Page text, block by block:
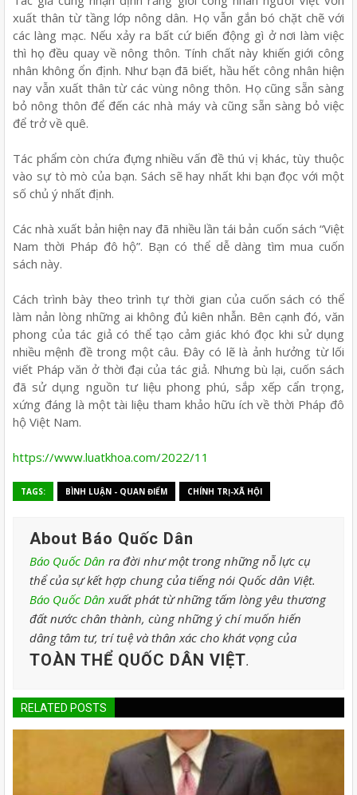
xuất thân từ tầng lớp nông dân. Họ vẫn gắn bó chặt chẽ với
các làng mạc. Nếu xảy ra bất cứ biến động gì ở nơi làm việc
thì họ đều quay về nông thôn. Tính chất này khiến giới công
nhân không ổn định. Như bạn đã biết, hầu hết công nhân hiện
nay vẫn xuất thân từ các vùng nông thôn. Họ cũng sẵn sàng
bỏ nông thôn để đến các nhà máy và cũng sẵn sàng bỏ việc
để trở về quê.
Tác phẩm còn chứa đựng nhiều vấn đề thú vị khác, tùy thuộc
vào sự tò mò của bạn. Sách sẽ hay nhất khi bạn đọc với một
số chủ ý nhất định.
Các nhà xuất bản hiện nay đã nhiều lần tái bản cuốn sách “Việt
Nam thời Pháp đô hộ”. Bạn có thể dễ dàng tìm mua cuốn
sách này.
Cách trình bày theo trình tự thời gian của cuốn sách có thể
làm nản lòng những ai không đủ kiên nhẫn. Bên cạnh đó, văn
phong của tác giả có thể tạo cảm giác khó đọc khi sử dụng
nhiều mệnh đề trong một câu. Đây có lẽ là ảnh hưởng từ lối
viết Pháp văn ở thời đại của tác giả. Nhưng bù lại, cuốn sách
đã sử dụng nguồn tư liệu phong phú, sắp xếp cẩn trọng,
xứng đáng là một tài liệu tham khảo hữu ích về thời Pháp đô
hộ Việt Nam.
https://www.luatkhoa.com/2022/11
TAGS: BÌNH LUẬN - QUAN ĐIỂM CHÍNH TRỊ-XÃ HỘI
About Báo Quốc Dân
Báo Quốc Dân ra đời như một trong những nỗ lực cụ
thể của sự kết hợp chung của tiếng nói Quốc dân Việt.
Báo Quốc Dân xuất phát từ những tấm lòng yêu thương
đất nước chân thành, cùng những ý chí muốn hiến
dâng tâm tư, trí tuệ và thân xác cho khát vọng của
TOÀN THỂ QUỐC DÂN VIỆT.
RELATED POSTS